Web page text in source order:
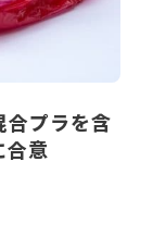
合プラを含
合意